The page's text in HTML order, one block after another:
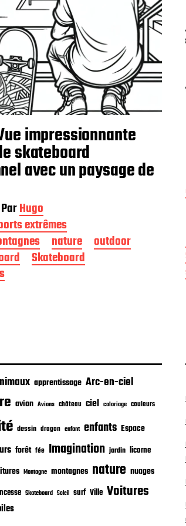
impressionnante
skateboard
avec un paysage de
ParHugo
extrêmes
nature
outdoor
Skateboard
apprentissage Arc-en-ciel
avion Avions château ciel coloriage couleurs
dessin dragon enfant enfants Espace
forêt fée Imagination jardin licorne
Montagne montagnes nature nuages
Skateboard Soleil surf Ville Voitures